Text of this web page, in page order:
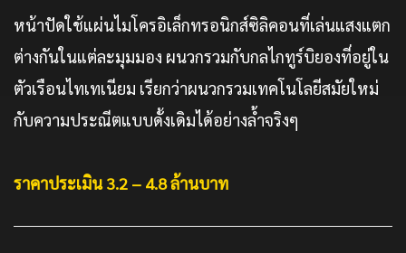
หน้าปัดใช้แผ่น​ไมโครอิเล็กทรอนิกส์ซิลิคอนที่เล่นแสงแตก
ต่างกันในแต่ละมุมมอง ผนวกรวมกับกลไกทูร์บิยองที่อยู่ใน
ตัวเรือนไทเทเนียม เรียกว่าผนวกรวมเทคโนโลยีสมัยใหม่
กับความประณีตแบบดั้งเดิมได้อย่างล้ำจริงๆ
ราคาประเมิน 3.2 – 4.8 ล้านบาท